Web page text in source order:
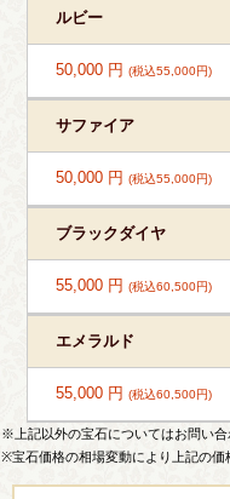
ルビー
50,000 円(税込55,000円)
サファイア
50,000 円(税込55,000円)
ブラックダイヤ
55,000 円(税込60,500円)
エメラルド
55,000 円(税込60,500円)
※上記以外の宝石についてはお問い合
※宝石価格の相場変動により上記の価